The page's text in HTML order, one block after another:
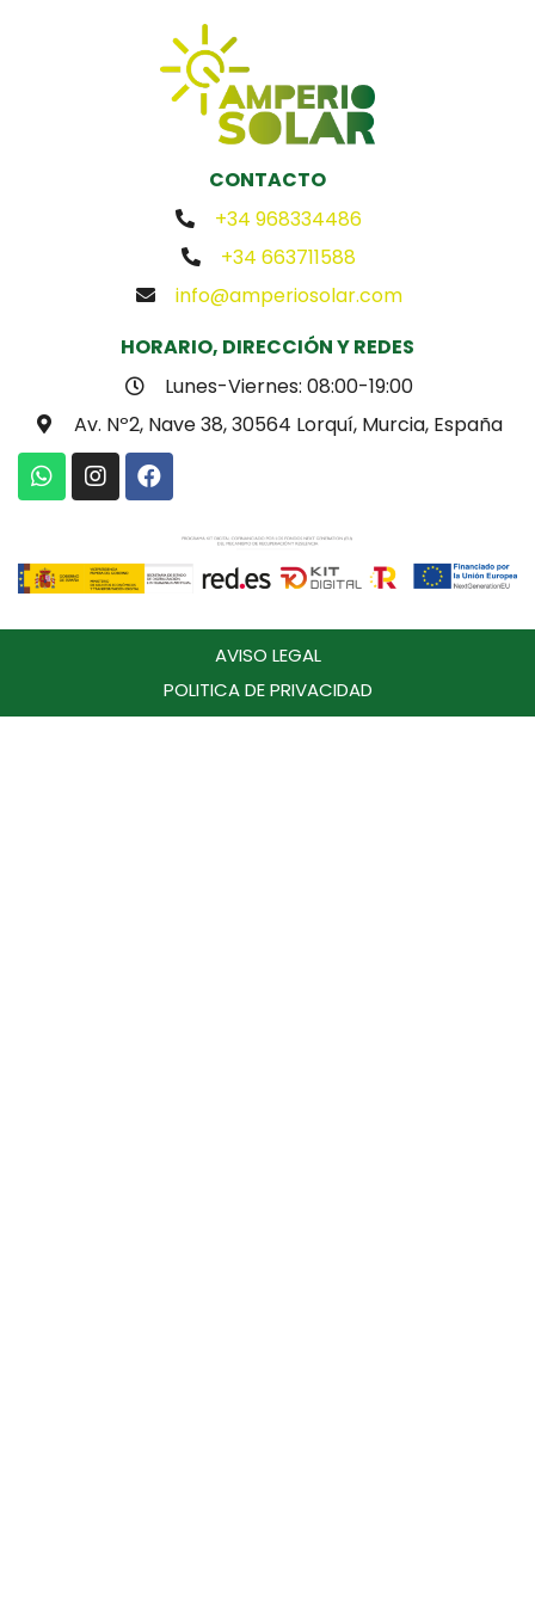
CONTACTO
+34 968334486
+34 663711588
info@amperiosolar.com
HORARIO, DIRECCIÓN Y REDES
Lunes-Viernes: 08:00-19:00
Av. Nº2, Nave 38, 30564 Lorquí, Murcia, España
AVISO LEGAL
POLITICA DE PRIVACIDAD